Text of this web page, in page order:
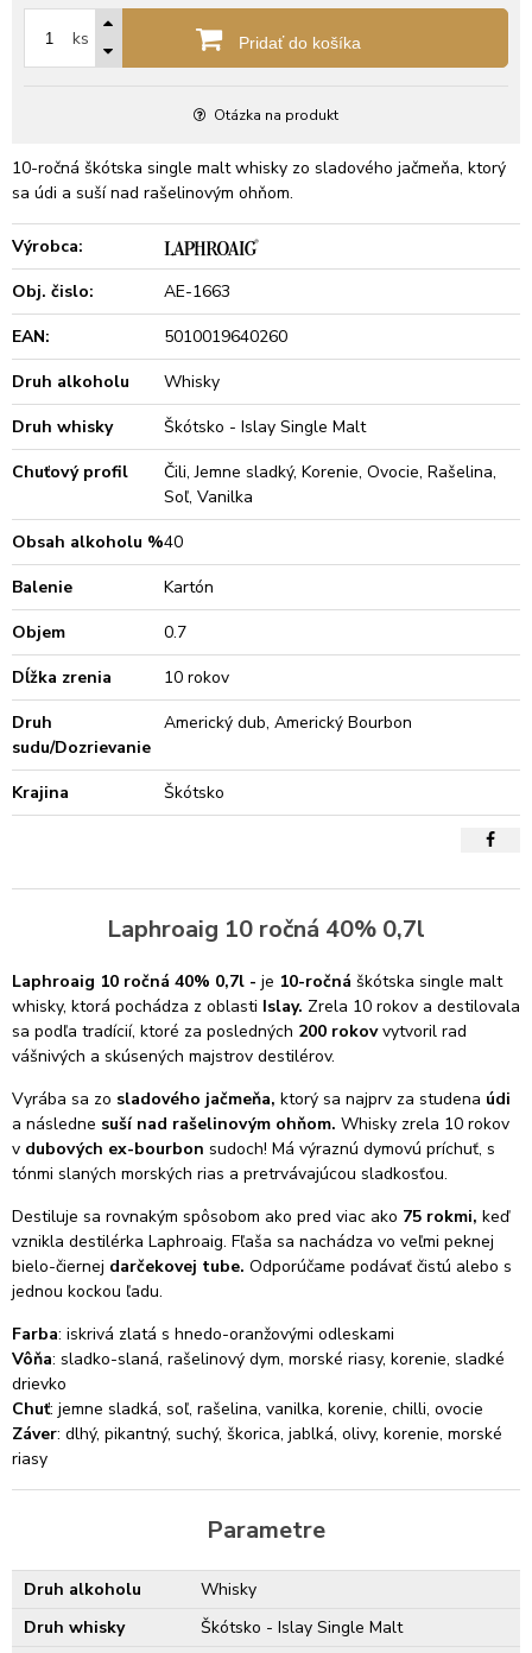
ks Pridať do košíka
Otázka na produkt
10-ročná škótska single malt whisky zo sladového jačmeňa, ktorý
sa údi a suší nad rašelinovým ohňom.
Výrobca:
Obj. čislo:
AE-1663
EAN:
5010019640260
Druh alkoholu
Whisky
Druh whisky
Škótsko - Islay Single Malt
Chuťový profil
Čili, Jemne sladký, Korenie, Ovocie, Rašelina,
Soľ, Vanilka
Obsah alkoholu %40
Balenie
Kartón
Objem
0.7
Dĺžka zrenia
10 rokov
Druh
sudu/Dozrievanie
Americký dub, Americký Bourbon
Krajina Škótsko
Laphroaig 10 ročná 40% 0,7l
Laphroaig 10 ročná 40% 0,7l - je 10-ročná škótska single malt
whisky, ktorá pochádza z oblasti Islay. Zrela 10 rokov a destilovala
sa podľa tradícií, ktoré za posledných 200 rokovvytvoril rad
vášnivých a skúsených majstrov destilérov.
Vyrába sa zo sladového jačmeňa, ktorý sa najprv za studena údi
a následne suší nad rašelinovým ohňom. Whisky zrela 10 rokov
v dubových ex-bourbon sudoch! Má výraznú dymovú príchuť, s
tónmi slaných morských rias a pretrvávajúcou sladkosťou.
Destiluje sa rovnakým spôsobom ako pred viac ako 75 rokmi, keď
vznikla destilérka Laphroaig. Fľaša sa nachádza vo veľmi peknej
bielo-čiernej darčekovej tube. Odporúčame podávať čistú alebo s
jednou kockou ľadu.
Farba: iskrivá zlatá s hnedo-oranžovými odleskami
Vôňa: sladko-slaná, rašelinový dym, morské riasy, korenie, sladké
drievko
Chuť: jemne sladká, soľ, rašelina, vanilka, korenie, chilli, ovocie
Záver: dlhý, pikantný, suchý, škorica, jablká, olivy, korenie, morské
riasy
Parametre
Druh alkoholu
Whisky
Druh whisky
Škótsko - Islay Single Malt